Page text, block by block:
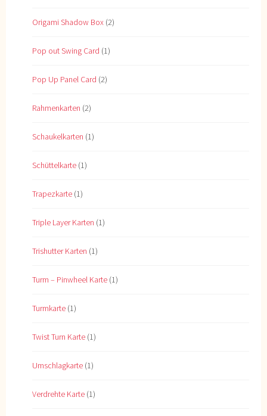
Origami Shadow Box (2)
Pop out Swing Card (1)
Pop Up Panel Card (2)
Rahmenkarten (2)
Schaukelkarten (1)
Schüttelkarte (1)
Trapezkarte (1)
Triple Layer Karten (1)
Trishutter Karten (1)
Turm – Pinwheel Karte (1)
Turmkarte (1)
Twist Turn Karte (1)
Umschlagkarte (1)
Verdrehte Karte (1)